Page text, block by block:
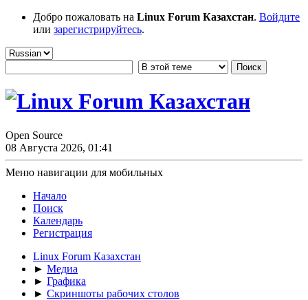
Добро пожаловать на Linux Forum Казахстан. Войдите
или зарегистрируйтесь.
Open Source
08 Августа 2026, 01:41
Меню навигации для мобильных
Начало
Поиск
Календарь
Регистрация
Linux Forum Казахстан
► Медиа
► Графика
► Скриншоты рабочих столов